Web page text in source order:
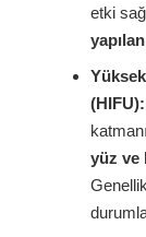
etki
(HIFU):
yüz ve